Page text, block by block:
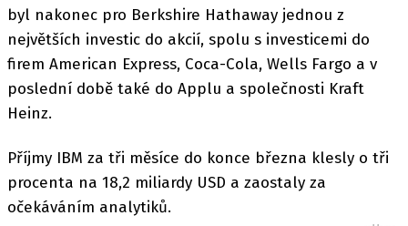
byl nakonec pro Berkshire Hathaway jednou z
největších investic do akcií, spolu s investicemi do
firem American Express, Coca-Cola, Wells Fargo a v
poslední době také do Applu a společnosti Kraft
Heinz.
Příjmy IBM za tři měsíce do konce března klesly o tři
procenta na 18,2 miliardy USD a zaostaly za
očekáváním analytiků.